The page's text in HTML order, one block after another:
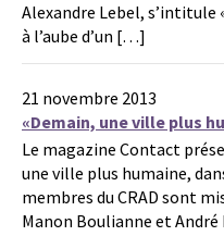
Alexandre Lebel, s’intitule
à l’aube d’un […]
21 novembre 2013
«Demain, une ville plus
Le magazine Contact
une ville plus humaine,
membres du CRAD sont
Manon Boulianne et